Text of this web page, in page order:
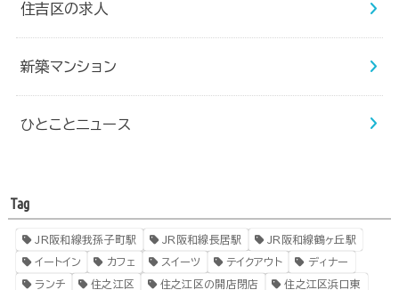
住吉区の求人
新築マンション
ひとことニュース
Tag
JR阪和線我孫子町駅 JR阪和線長居駅 JR阪和線鶴ヶ丘駅
イートイン カフェ スイーツ テイクアウト ディナー
ランチ 住之江区 住之江区の開店閉店 住之江区浜口東